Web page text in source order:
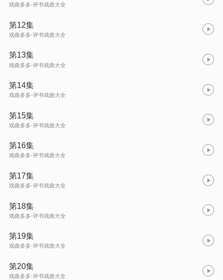
戏曲多多-评书戏曲大全
第12集
戏曲多多-评书戏曲大全
第13集
戏曲多多-评书戏曲大全
第14集
戏曲多多-评书戏曲大全
第15集
戏曲多多-评书戏曲大全
第16集
戏曲多多-评书戏曲大全
第17集
戏曲多多-评书戏曲大全
第18集
戏曲多多-评书戏曲大全
第19集
戏曲多多-评书戏曲大全
第20集
戏曲多多-评书戏曲大全